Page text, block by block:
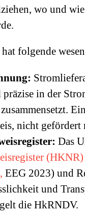
wo und
folgende
in der
nicht gefördert
Das
(HKNR)
EEG 2023) und
und
die HkRNDV.